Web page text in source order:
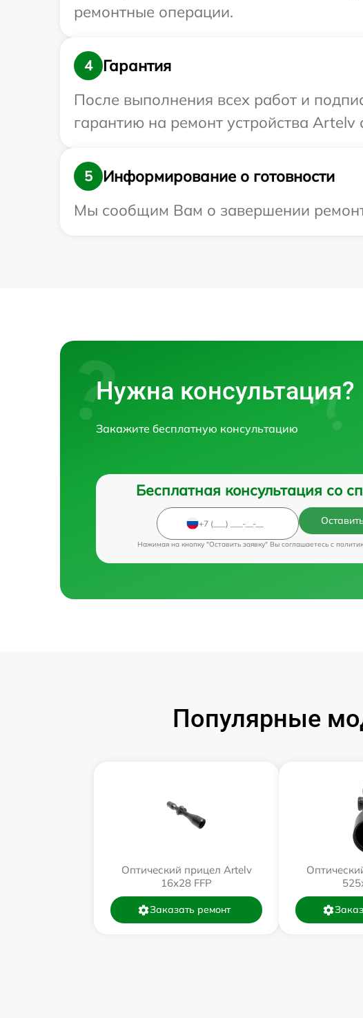
ремонтные операции.
4
Гарантия
После выполнения всех работ и
гарантию на ремонт устройства Artelv
5
Информирование о готовности
Мы сообщим Вам о завершении
Нужна консультация?
Закажите бесплатную консультацию
Бесплатная консультация со
Нажимая на кнопку "Оставить заявку" Вы соглашаетесь c
Популярные
Оптический прицел Artelv
16x28 FFP
Заказать ремонт